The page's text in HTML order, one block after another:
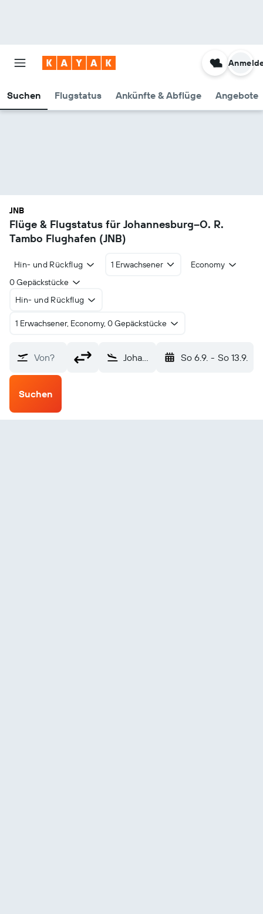
Suchen Flugstatus Ankünfte & Abflüge Angebote
JNB
Flüge & Flugstatus für Johannesburg–O. R.
Tambo Flughafen (JNB)
Hin- und Rückflug 1 Erwachsener
Economy
0 Gepäckstücke
Hin- und Rückflug
1 Erwachsener, Economy, 0 Gepäckstücke
Von? Johannesburg–O. R. Tambo (JNB) So 6.9. - So 13.9.
Suchen